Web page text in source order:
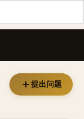
提出问题